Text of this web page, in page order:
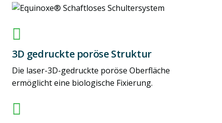
3D gedruckte poröse Struktur
Die laser-3D-gedruckte poröse Oberfläche
ermöglicht eine biologische Fixierung.